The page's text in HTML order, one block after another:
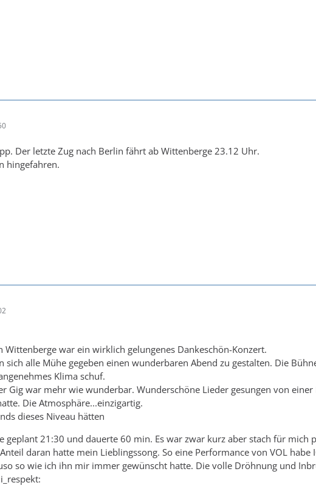
Der letzte Zug nach Berlin fährt ab Wittenberge 23.12 Uhr.
hingefahren.
Wittenberge war ein wirklich gelungenes Dankeschön-Konzert.
sich alle Mühe gegeben einen wunderbaren Abend zu gestalten. Die
Klima schuf.
Gig war mehr wie wunderbar. Wunderschöne Lieder gesungen von
Die Atmosphäre...einzigartig.
dieses Niveau hätten
geplant 21:30 und dauerte 60 min. Es war zwar kurz aber stach für mich
daran hatte mein Lieblingssong. So eine Performance von VOL
so wie ich ihn mir immer gewünscht hatte. Die volle Dröhnung und